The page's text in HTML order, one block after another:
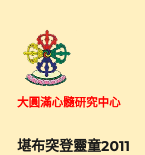
大圓滿心髓研究中心
堪布突登靈童2011